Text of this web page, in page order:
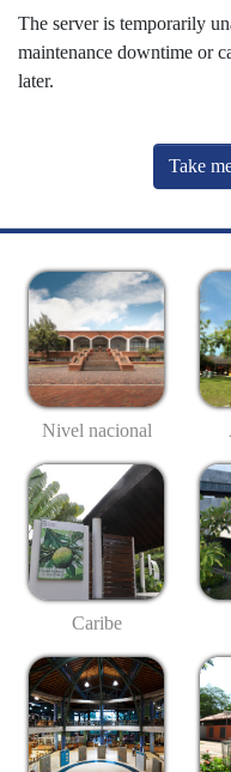
The server is temporarily
maintenance downtime or
later.
Take
Nivel nacional
Caribe